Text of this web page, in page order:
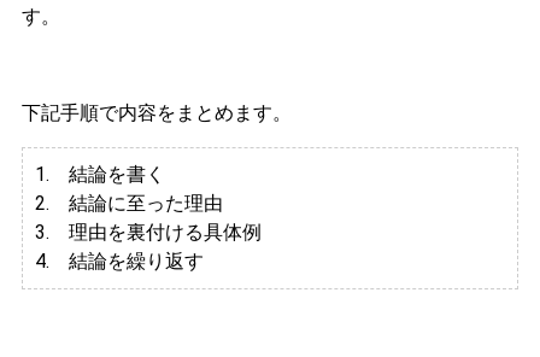
す。
下記手順で内容をまとめます。
1. 結論を書く
2. 結論に至った理由
3. 理由を裏付ける具体例
4. 結論を繰り返す